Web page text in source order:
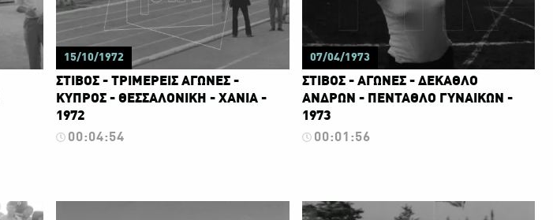
15/10/1972
ΣΤΙΒΟΣ - ΤΡΙΜΕΡΕΙΣ ΑΓΩΝΕΣ -
ΚΥΠΡΟΣ - ΘΕΣΣΑΛΟΝΙΚΗ - ΧΑΝΙΑ -
1972
00:04:54
07/04/1973
ΣΤΙΒΟΣ - ΑΓΩΝΕΣ - ΔΕΚΑΘΛΟ
ΑΝΔΡΩΝ - ΠΕΝΤΑΘΛΟ ΓΥΝΑΙΚΩΝ -
1973
00:01:56